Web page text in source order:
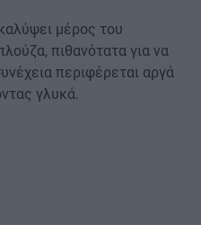
μέρος του
πιθανότατα για να
περιφέρεται αργά
γλυκά.